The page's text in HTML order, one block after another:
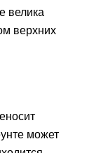
велика
верхних
может